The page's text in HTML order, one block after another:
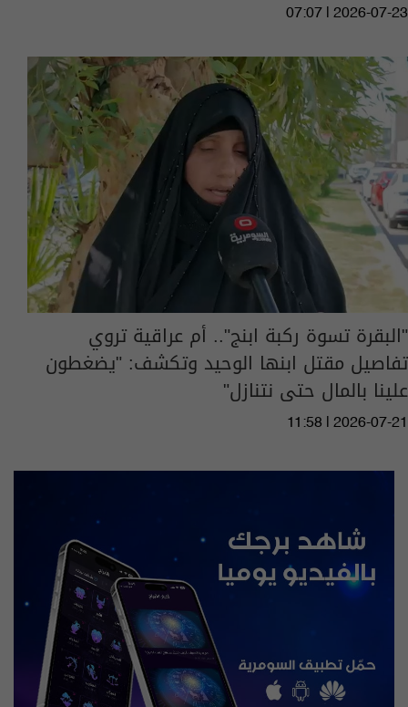
07:07 | 2026-07-23
"البقرة تسوة ركبة ابنج".. أم عراقية تروي
تفاصيل مقتل ابنها الوحيد وتكشف: "يضغطون
علينا بالمال حتى نتنازل"
11:58 | 2026-07-21